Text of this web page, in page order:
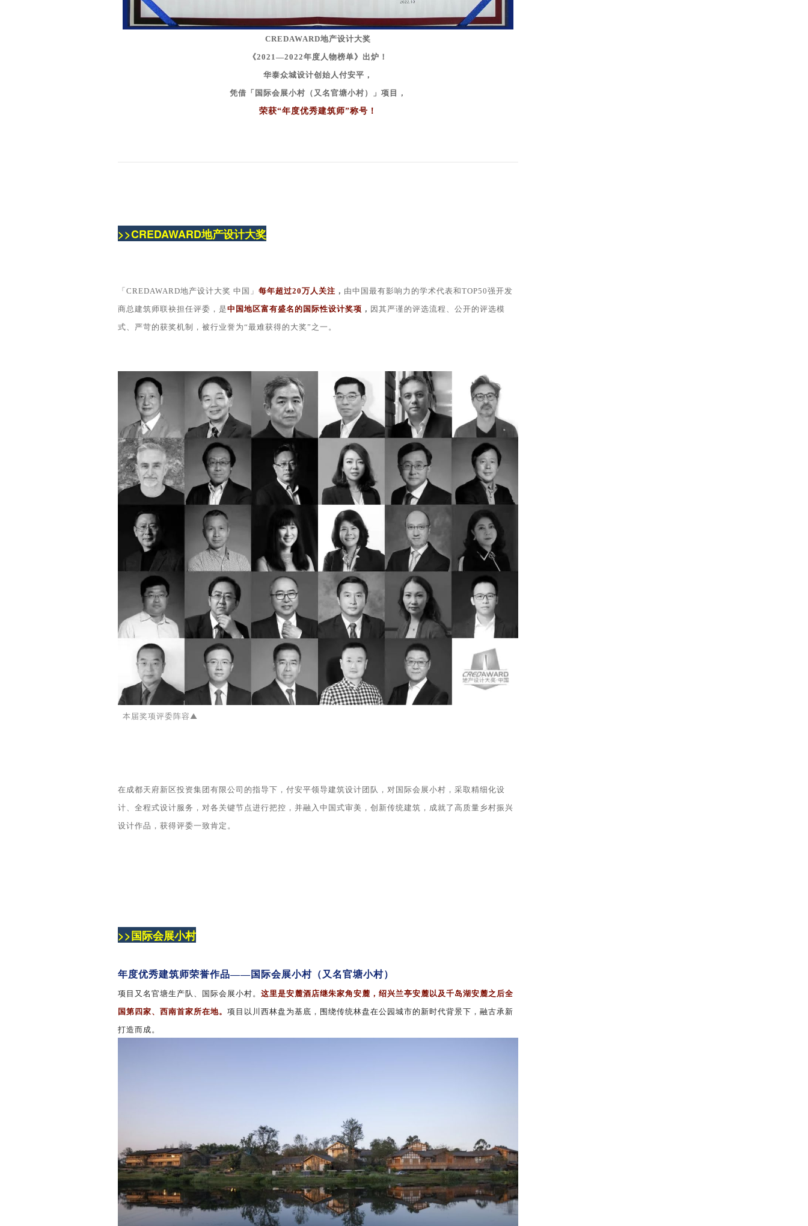
CREDAWARD地产设计大奖
《2021—2022年度人物榜单》出炉！
华泰众城设计创始人付安平，
凭借「国际会展小村（又名官塘小村）」项目，
荣获“年度优秀建筑师”称号！
>>CREDAWARD地产设计大奖
「CREDAWARD地产设计大奖 中国」 每年超过20万人关注 ， 由中国最有影响力的学术代表和TOP50强开发
商总建筑师联袂担任评委，是中国地区富有盛名的国际性设计奖项 ， 因其严谨的评选流程、公开的评选模
式、严苛的获奖机制，被行业誉为“最难获得的大奖”之一。
本届奖项评委阵容 ▲
在成都天 府新区投资集团有限公司的指导下， 付安平领导建筑设计团队，对国际会展小村，采取精细化设
计、全程式设计服务，对各关键节点进行把控，并融入中国式审美，创新传统建筑，成就了高质量乡村振兴
设计作品，获得评委一致肯定。
>>国际会展小村
年度优秀建筑师荣誉作品——国际会展小村（又名官塘小村）
项目又名官塘生产队、国际会展小村。 这里是安麓酒店继朱家角安麓，绍兴兰亭安麓以及千岛湖安麓之后全
国第四家、西南首家所在地。 项目 以川西林盘为基底，围绕传统林盘在公园城市的新时代背景下，融古承新
打造而成。